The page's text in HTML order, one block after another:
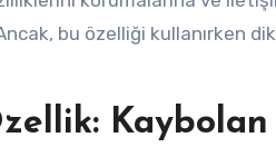
bu özelliği kullanırken